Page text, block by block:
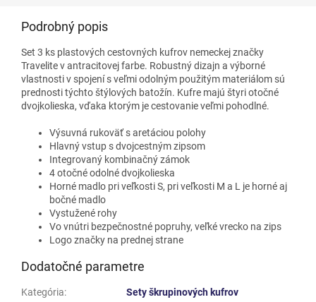
Podrobný popis
Set 3 ks plastových cestovných kufrov nemeckej značky
Travelite v antracitovej farbe. Robustný dizajn a výborné
vlastnosti v spojení s veľmi odolným použitým materiálom sú
prednosti týchto štýlových batožín. Kufre majú štyri otočné
dvojkolieska, vďaka ktorým je cestovanie veľmi pohodlné.
Výsuvná rukoväť s aretáciou polohy
Hlavný vstup s dvojcestným zipsom
Integrovaný kombinačný zámok
4 otočné odolné dvojkolieska
Horné madlo pri veľkosti S, pri veľkosti M a L je horné aj
bočné madlo
Vystužené rohy
Vo vnútri bezpečnostné popruhy, veľké vrecko na zips
Logo značky na prednej strane
Dodatočné parametre
Kategória:
Sety škrupinových kufrov